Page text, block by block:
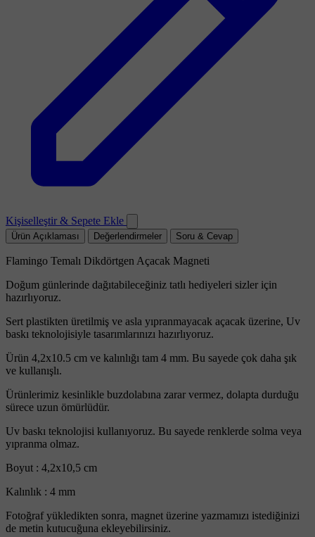
Kişiselleştir & Sepete Ekle
Ürün Açıklaması Değerlendirmeler Soru & Cevap
Flamingo Temalı Dikdörtgen Açacak Magneti
Doğum günlerinde dağıtabileceğiniz tatlı hediyeleri sizler için
hazırlıyoruz.
Sert plastikten üretilmiş ve asla yıpranmayacak açacak üzerine, Uv
baskı teknolojisiyle tasarımlarınızı hazırlıyoruz.
Ürün 4,2x10.5 cm ve kalınlığı tam 4 mm. Bu sayede çok daha şık
ve kullanışlı.
Ürünlerimiz kesinlikle buzdolabına zarar vermez, dolapta durduğu
sürece uzun ömürlüdür.
Uv baskı teknolojisi kullanıyoruz. Bu sayede renklerde solma veya
yıpranma olmaz.
Boyut : 4,2x10,5 cm
Kalınlık : 4 mm
Fotoğraf yükledikten sonra, magnet üzerine yazmamızı istediğinizi
de metin kutucuğuna ekleyebilirsiniz.